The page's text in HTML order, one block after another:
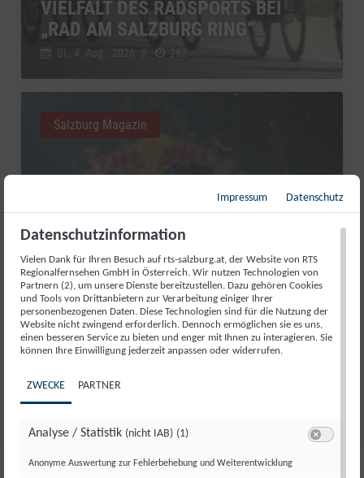
VIELFALT DES RADSPORTS BEI
„RAD AM SALZBURG RING“
Di., 4. Aug.. 2026 // 282
RED BULL ROMANIACS: MANUEL
LETTENBICHLER FEIERT 7.
Di., 4. Aug.. 2026
Salzburg Magazin
Impressum Datenschutz
Datenschutzinformation
Vielen Dank für Ihren Besuch auf rts-salzburg.at, der Website von RTS
Regionalfernsehen GmbH in Österreich. Wir nutzen Technologien von
Partnern (2), um unsere Dienste bereitzustellen. Dazu gehören Cookies
und Tools von Drittanbietern zur Verarbeitung einiger Ihrer
personenbezogenen Daten. Diese Technologien sind für die Nutzung der
Website nicht zwingend erforderlich. Dennoch ermöglichen sie es uns,
einen besseren Service zu bieten und enger mit Ihnen zu interagieren. Sie
können Ihre Einwilligung jederzeit anpassen oder widerrufen.
ZWECKE PARTNER
Analyse / Statistik (nicht IAB) (1)
Anonyme Auswertung zur Fehlerbehebung und Weiterentwicklung